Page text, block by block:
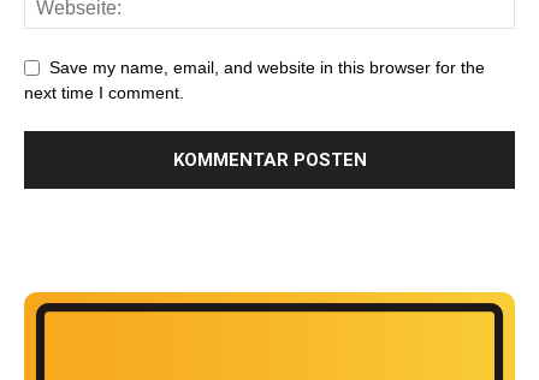
Save my name, email, and website in this browser for the
next time I comment.